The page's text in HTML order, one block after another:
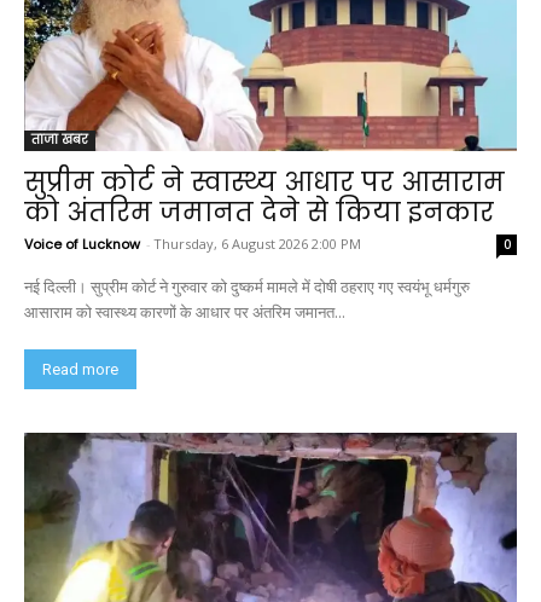
ताजा खबर
सुप्रीम कोर्ट ने स्वास्थ्य आधार पर आसाराम
को अंतरिम जमानत देने से किया इनकार
Voice of Lucknow - Thursday, 6 August 2026 2:00 PM 0
नई दिल्ली। सुप्रीम कोर्ट ने गुरुवार को दुष्कर्म मामले में दोषी ठहराए गए स्वयंभू धर्मगुरु
आसाराम को स्वास्थ्य कारणों के आधार पर अंतरिम जमानत...
Read more